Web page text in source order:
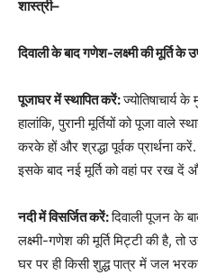
शास्त्री–
दिवाली के बाद गणेश-लक्ष्मी की मूर्ति के
पूजाघर में स्थापित करें:ज्‍योतिषाचार्य
हालांकि, पुरानी मूर्तियों को पूजा वाले
करके हों और श्रद्धा पूर्वक प्रार्थना
इसके बाद नई मूर्ति को वहां पर रख दें
नदी में विसर्जित करें:दिवाली पूजन के
लक्ष्मी-गणेश की मूर्ति मिट्टी की है,
घर पर ही किसी शुद्ध पात्र में जल